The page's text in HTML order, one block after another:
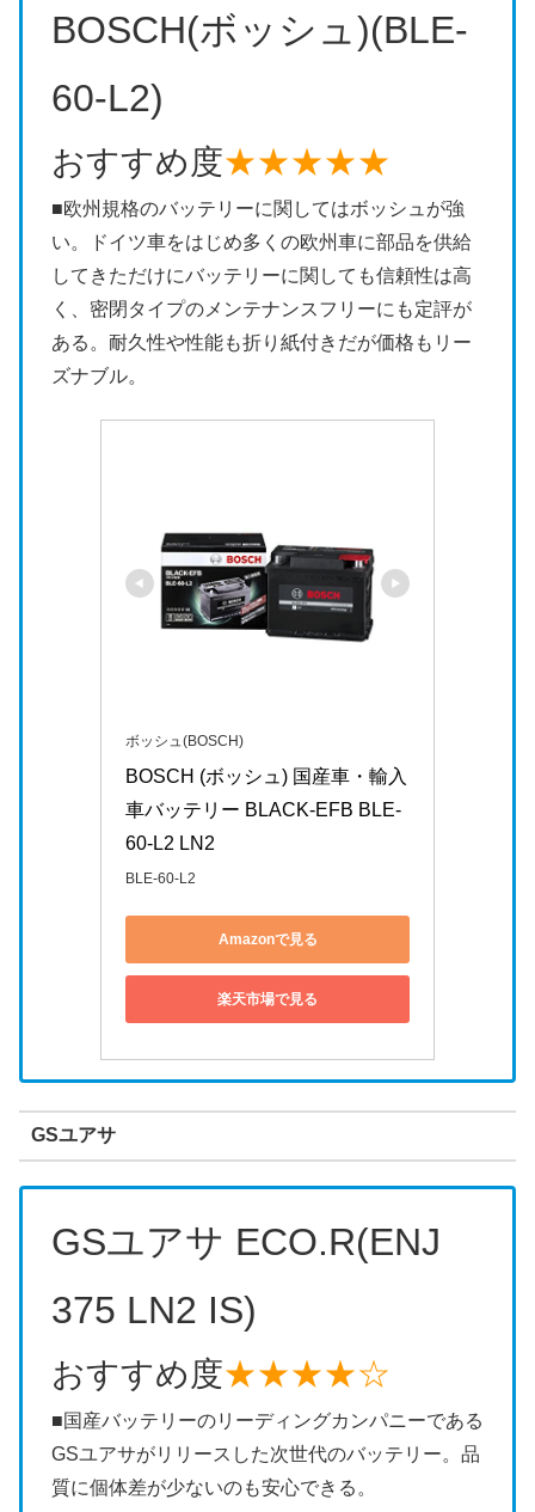
BOSCH(ボッシュ)(BLE-
60-L2)
おすすめ度★★★★★
■欧州規格のバッテリーに関してはボッシュが強
い。ドイツ車をはじめ多くの欧州車に部品を供給
してきただけにバッテリーに関しても信頼性は高
く、密閉タイプのメンテナンスフリーにも定評が
ある。耐久性や性能も折り紙付きだが価格もリー
ズナブル。
ボッシュ(BOSCH)
BOSCH (ボッシュ) 国産車・輸入
車バッテリー BLACK-EFB BLE-
60-L2 LN2
BLE-60-L2
Amazonで見る
楽天市場で見る
GSユアサ
GSユアサ ECO.R(ENJ
375 LN2 IS)
おすすめ度★★★★☆
■国産バッテリーのリーディングカンパニーである
GSユアサがリリースした次世代のバッテリー。品
質に個体差が少ないのも安心できる。